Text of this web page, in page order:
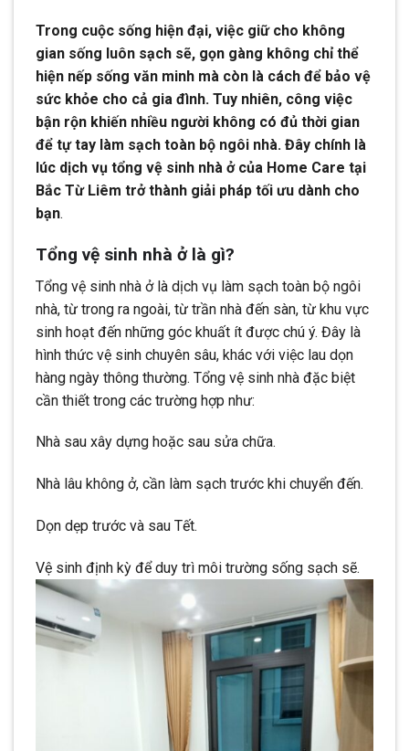
Trong cuộc sống hiện đại, việc giữ cho không
gian sống luôn sạch sẽ, gọn gàng không chỉ thể
hiện nếp sống văn minh mà còn là cách để bảo vệ
sức khỏe cho cả gia đình. Tuy nhiên, công việc
bận rộn khiến nhiều người không có đủ thời gian
để tự tay làm sạch toàn bộ ngôi nhà. Đây chính là
lúc dịch vụ tổng vệ sinh nhà ở của Home Care tại
Bắc Từ Liêm trở thành giải pháp tối ưu dành cho
bạn.
Tổng vệ sinh nhà ở là gì?
Tổng vệ sinh nhà ở là dịch vụ làm sạch toàn bộ ngôi
nhà, từ trong ra ngoài, từ trần nhà đến sàn, từ khu vực
sinh hoạt đến những góc khuất ít được chú ý. Đây là
hình thức vệ sinh chuyên sâu, khác với việc lau dọn
hàng ngày thông thường. Tổng vệ sinh nhà đặc biệt
cần thiết trong các trường hợp như:
Nhà sau xây dựng hoặc sau sửa chữa.
Nhà lâu không ở, cần làm sạch trước khi chuyển đến.
Dọn dẹp trước và sau Tết.
Vệ sinh định kỳ để duy trì môi trường sống sạch sẽ.